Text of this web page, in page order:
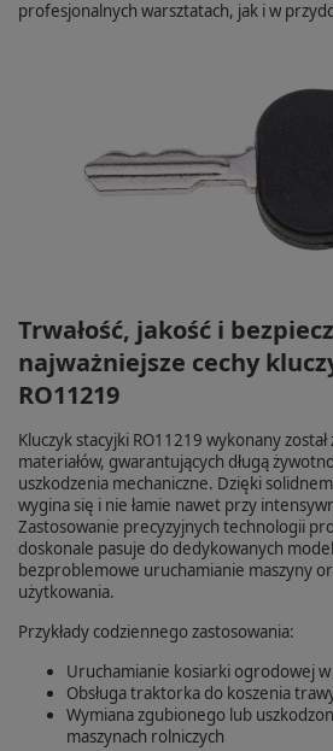
profesjonalnych warsztatach, jak i w
Trwałość, jakość i
najważniejsze cechy
RO11219
Kluczyk stacyjki RO11219 wykonany
materiałów, gwarantujących długą
uszkodzenia mechaniczne. Dzięki
wygina się i nie łamie nawet przy
Zastosowanie precyzyjnych technologii
doskonale pasuje do dedykowanych
bezproblemowe uruchamianie maszyny
użytkowania.
Przykłady codziennego zastosowania:
Uruchamianie kosiarki ogrodowej
Obsługa traktorka do koszenia
Wymiana zgubionego lub
maszynach rolniczych